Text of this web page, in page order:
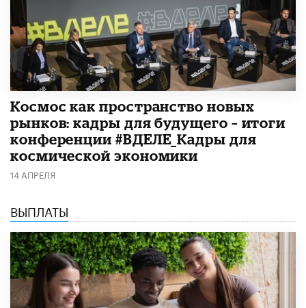
Космос как пространство новых
рынков: кадры для будущего – итоги
конференции #ВДЕЛЕ_Кадры для
космической экономики
14 АПРЕЛЯ
ВЫПЛАТЫ